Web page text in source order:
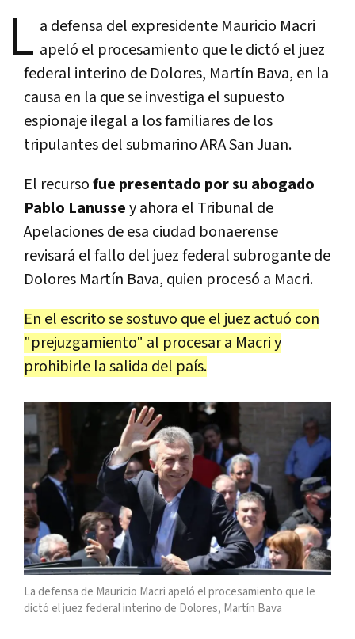
L a defensa del expresidente Mauricio Macri
apeló el procesamiento que le dictó el juez
federal interino de Dolores, Martín Bava, en la
causa en la que se investiga el supuesto
espionaje ilegal a los familiares de los
tripulantes del submarino ARA San Juan.
El recursofue presentado por su abogado
Pablo Lanussey ahora el Tribunal de
Apelaciones de esa ciudad bonaerense
revisará el fallo del juez federal subrogante de
Dolores Martín Bava, quien procesó a Macri.
En el escrito se sostuvo que el juez actuó con
"prejuzgamiento" al procesar a Macri y
prohibirle la salida del país.
La defensa de Mauricio Macri apeló el procesamiento que le
dictó el juez federal interino de Dolores, Martín Bava